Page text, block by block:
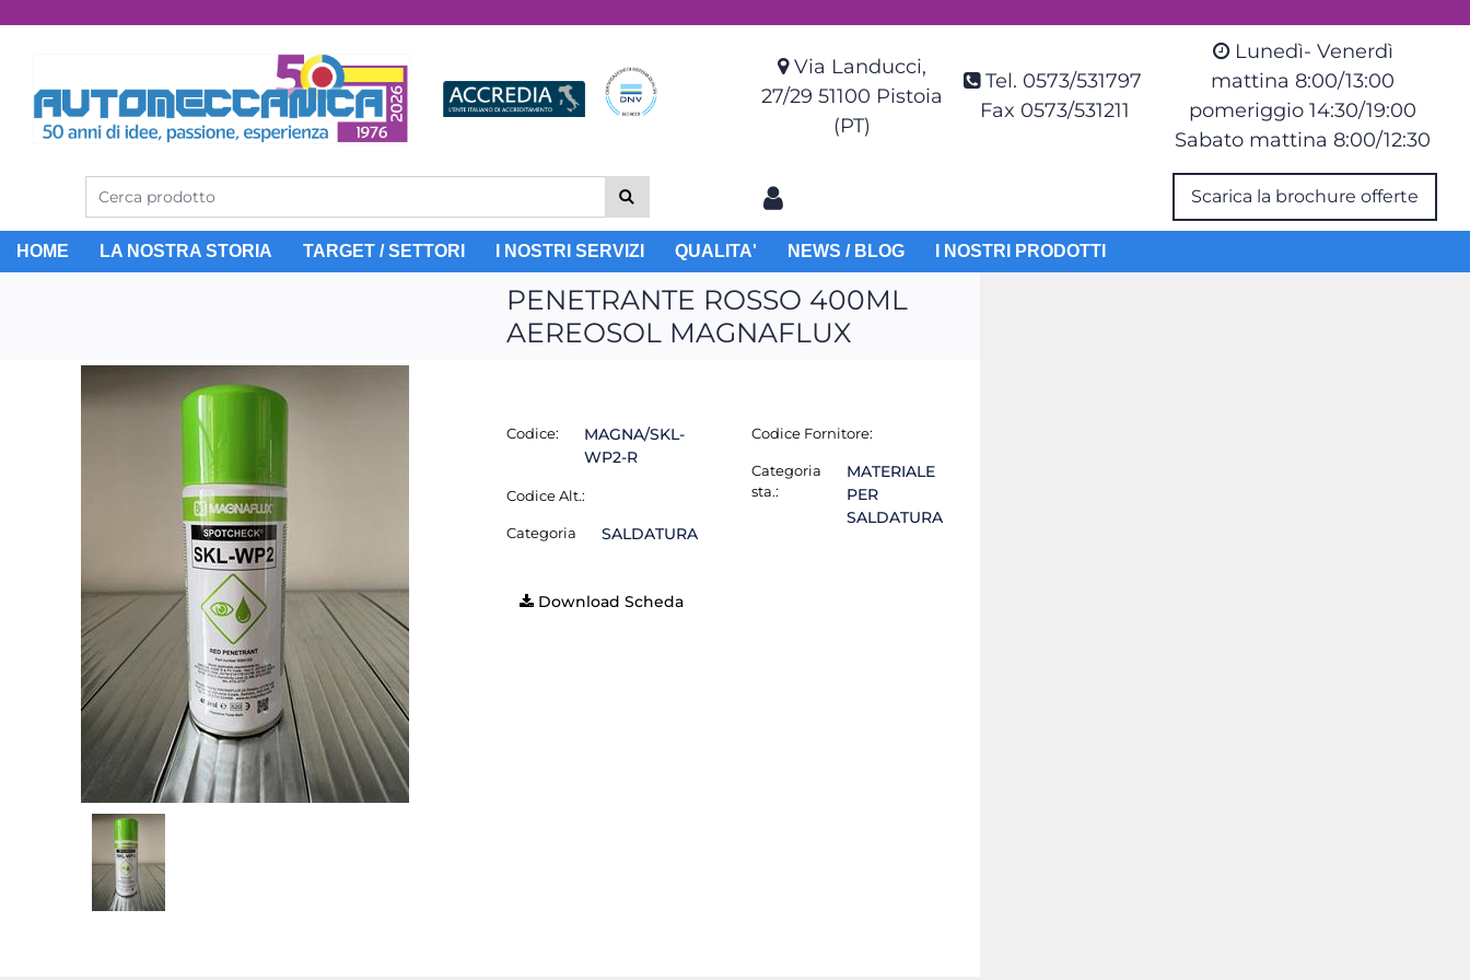
Via Landucci,
27/29 51100 Pistoia
(PT)
Tel. 0573/531797
Fax 0573/531211
Lunedì- Venerdì
mattina 8:00/13:00
pomeriggio 14:30/19:00
Sabato mattina 8:00/12:30
Scarica la brochure offerte
HOME LA NOSTRA STORIA TARGET / SETTORI I NOSTRI SERVIZI QUALITA' NEWS / BLOG I NOSTRI PRODOTTI
PENETRANTE ROSSO 400ML
AEREOSOL MAGNAFLUX
Codice:
MAGNA/SKL-
WP2-R
Codice Alt.:
Categoria SALDATURA
Codice Fornitore:
Categoria
sta.:
MATERIALE
PER
SALDATURA
Download Scheda